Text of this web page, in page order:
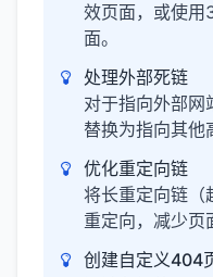
效页面，或使用
面。
处理外部死链
对于指向外部网
替换为指向其他
优化重定向链
将长重定向链（
重定向，减少页
创建自定义404